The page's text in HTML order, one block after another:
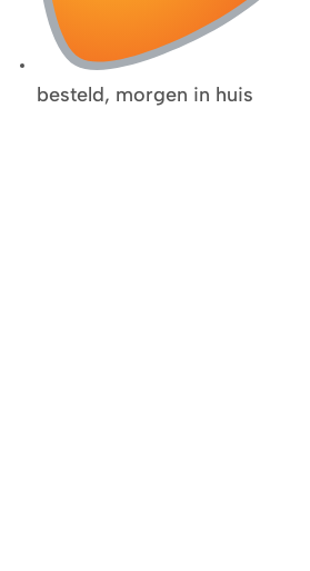
besteld, morgen in huis